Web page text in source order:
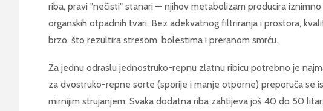
riba, pravi "nečisti" stanari — njihov metabolizam producira iznimno
organskih otpadnih tvari. Bez adekvatnog filtriranja i prostora,
brzo, što rezultira stresom, bolestima i preranom smrću.
Za jednu odraslu jednostruko-repnu zlatnu ribicu potrebno je
za dvostruko-repne sorte (sporije i manje otporne) preporuča se
mirnijim strujanjem. Svaka dodatna riba zahtijeva još 40 do 50